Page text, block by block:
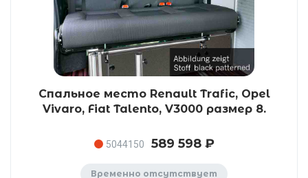
Спальное место Renault Trafic, Opel
Vivaro, Fiat Talento, V3000 размер 8.
5044150 589 598 ₽
Временно отсутствует